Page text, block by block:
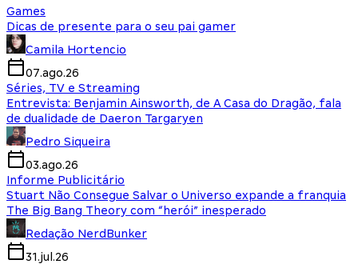
Games
Dicas de presente para o seu pai gamer
Camila Hortencio
07.ago.26
Séries, TV e Streaming
Entrevista: Benjamin Ainsworth, de A Casa do Dragão, fala
de dualidade de Daeron Targaryen
Pedro Siqueira
03.ago.26
Informe Publicitário
Stuart Não Consegue Salvar o Universo expande a franquia
The Big Bang Theory com “herói” inesperado
Redação NerdBunker
31.jul.26